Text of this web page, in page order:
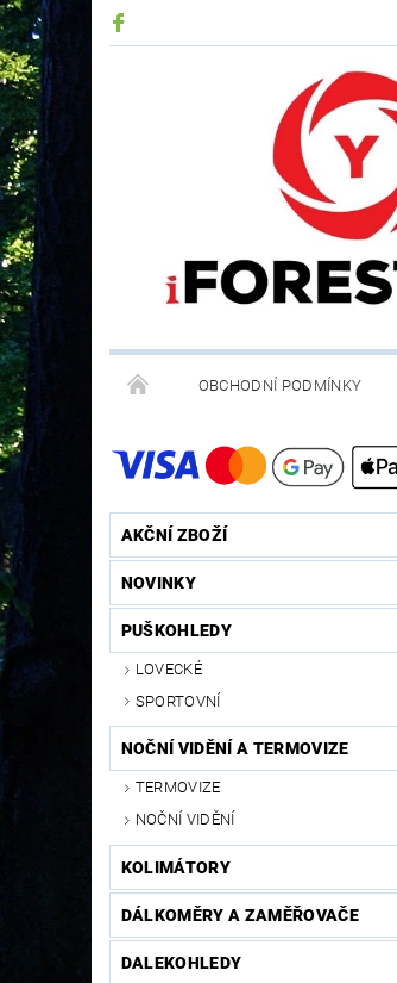
OBCHODNÍ PODMÍNKY
RECYKLACE ELEKTROODPADU A
AKČNÍ ZBOŽÍ
NOVINKY
PUŠKOHLEDY
LOVECKÉ
SPORTOVNÍ
NOČNÍ VIDĚNÍ A TERMOVIZE
TERMOVIZE
NOČNÍ VIDĚNÍ
KOLIMÁTORY
DÁLKOMĚRY A ZAMĚŘOVAČE
DALEKOHLEDY